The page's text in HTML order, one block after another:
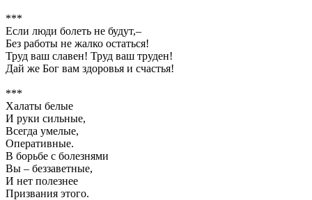
***
Если люди болеть не будут,–
Без работы не жалко остаться!
Труд ваш славен! Труд ваш труден!
Дай же Бог вам здоровья и счастья!
***
Халаты белые
И руки сильные,
Всегда умелые,
Оперативные.
В борьбе с болезнями
Вы – беззаветные,
И нет полезнее
Призвания этого.